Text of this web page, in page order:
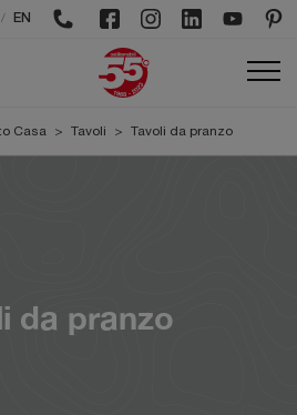
/ EN
Casa > Tavoli > Tavoli da pranzo
da pranzo